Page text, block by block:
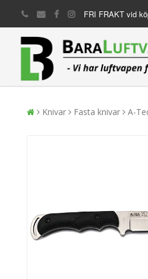
FRI FRAKT vid
Knivar Fasta knivar A-